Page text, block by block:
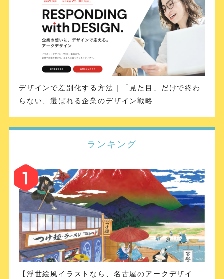
デザインで差別化する方法｜「見た目」だけで終わ
らない、選ばれる企業のデザイン戦略
ランキング
【浮世絵風イラストなら、名古屋のアークデザイ